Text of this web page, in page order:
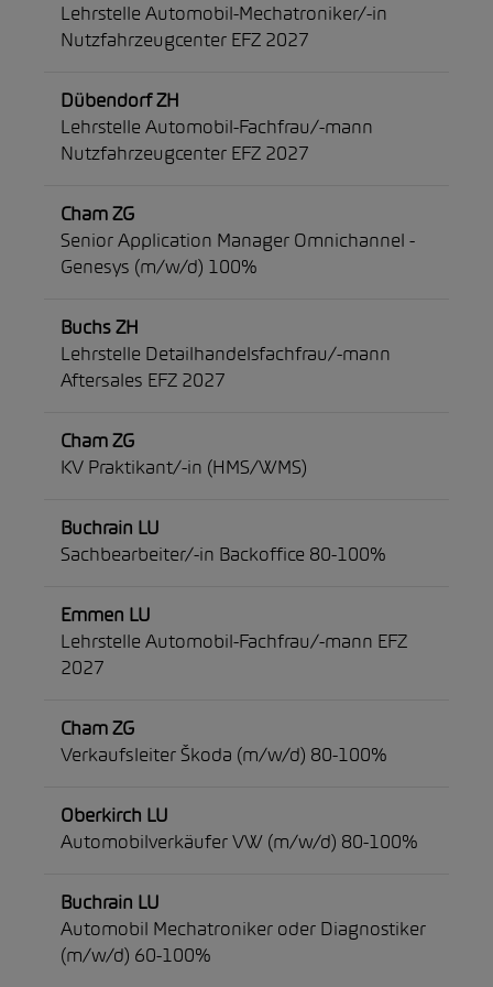
Lehrstelle Automobil-Mechatroniker/-in
Nutzfahrzeugcenter EFZ 2027
Dübendorf ZH
Lehrstelle Automobil-Fachfrau/-mann
Nutzfahrzeugcenter EFZ 2027
Cham ZG
Senior Application Manager Omnichannel -
Genesys (m/w/d) 100%
Buchs ZH
Lehrstelle Detailhandelsfachfrau/-mann
Aftersales EFZ 2027
Cham ZG
KV Praktikant/-in (HMS/WMS)
Buchrain LU
Sachbearbeiter/-in Backoffice 80-100%
Emmen LU
Lehrstelle Automobil-Fachfrau/-mann EFZ
2027
Cham ZG
Verkaufsleiter Škoda (m/w/d) 80-100%
Oberkirch LU
Automobilverkäufer VW (m/w/d) 80-100%
Buchrain LU
Automobil Mechatroniker oder Diagnostiker
(m/w/d) 60-100%